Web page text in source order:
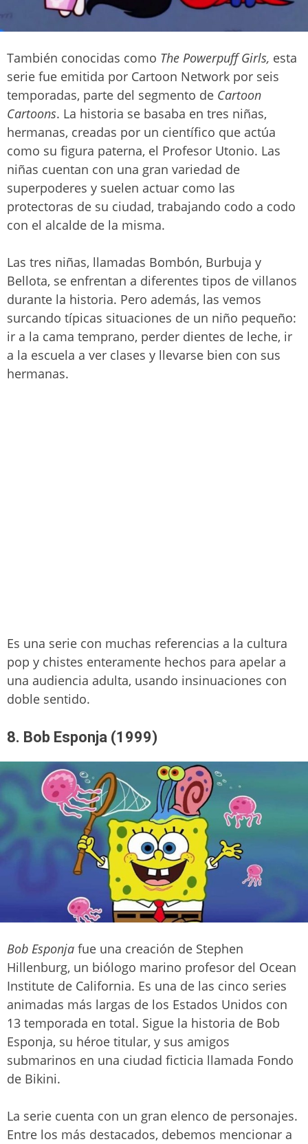
También conocidas como The Powerpuff Girls, esta
serie fue emitida por Cartoon Network por seis
temporadas, parte del segmento de Cartoon
Cartoons. La historia se basaba en tres niñas,
hermanas, creadas por un científico que actúa
como su figura paterna, el Profesor Utonio. Las
niñas cuentan con una gran variedad de
superpoderes y suelen actuar como las
protectoras de su ciudad, trabajando codo a codo
con el alcalde de la misma.
Las tres niñas, llamadas Bombón, Burbuja y
Bellota, se enfrentan a diferentes tipos de villanos
durante la historia. Pero además, las vemos
surcando típicas situaciones de un niño pequeño:
ir a la cama temprano, perder dientes de leche, ir
a la escuela a ver clases y llevarse bien con sus
hermanas.
Es una serie con muchas referencias a la cultura
pop y chistes enteramente hechos para apelar a
una audiencia adulta, usando insinuaciones con
doble sentido.
8. Bob Esponja (1999)
Bob Esponja fue una creación de Stephen
Hillenburg, un biólogo marino profesor del Ocean
Institute de California. Es una de las cinco series
animadas más largas de los Estados Unidos con
13 temporada en total. Sigue la historia de Bob
Esponja, su héroe titular, y sus amigos
submarinos en una ciudad ficticia llamada Fondo
de Bikini.
La serie cuenta con un gran elenco de personajes.
Entre los más destacados, debemos mencionar a